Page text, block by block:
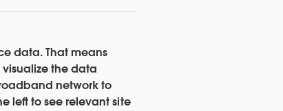
data. That means
the data
network to
left to see relevant site